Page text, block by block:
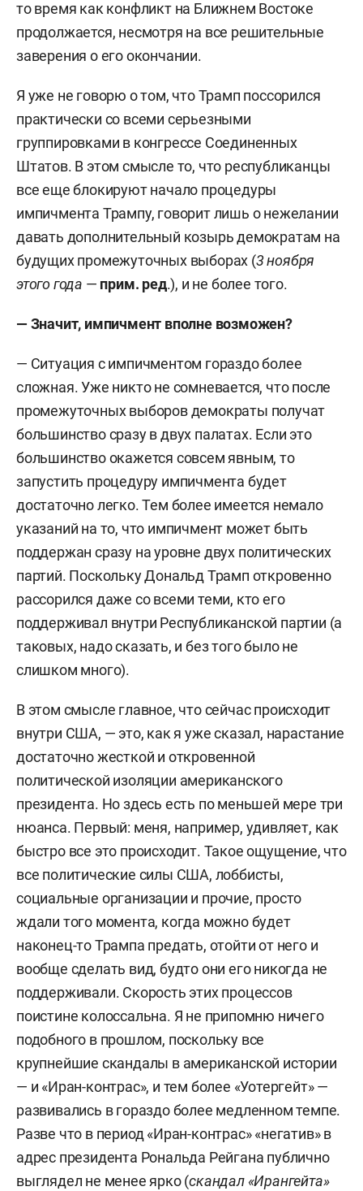
института стратегических исследований.
руководитель проекта и вице-президент ЗАО
«Компания развития общественных связей».
2006–2007 — директор департамента по связям
с общественностью ОАО «Техснабэкспорт».
2010–2012 — директор департамента стратегии
коммуникаций управления по связям с
Также преподает в МГИМО МИД РФ и РУДН им.
Патриса Лумумбы.
Автор топового телеграм-канала «Профессор
смотрит в мiр».
то время как конфликт на Ближнем Востоке
продолжается, несмотря на все решительные
заверения о его окончании.
Я уже не говорю о том, что Трамп поссорился
практически со всеми серьезными
группировками в конгрессе Соединенных
Штатов. В этом смысле то, что республиканцы
все еще блокируют начало процедуры
импичмента Трампу, говорит лишь о нежелании
давать дополнительный козырь демократам на
будущих промежуточных выборах (3 ноября
этого года — прим. ред.), и не более того.
— Значит, импичмент вполне возможен?
— Ситуация с импичментом гораздо более
сложная. Уже никто не сомневается, что после
промежуточных выборов демократы получат
большинство сразу в двух палатах. Если это
большинство окажется совсем явным, то
запустить процедуру импичмента будет
достаточно легко.Тем более имеется немало
указаний на то, что импичмент может быть
поддержан сразу на уровне двух политических
партий. Поскольку Дональд Трамп откровенно
рассорился даже со всеми теми, кто его
поддерживал внутри Республиканской партии (а
таковых, надо сказать, и без того было не
слишком много).
В этом смысле главное, что сейчас происходит
внутри США, — это, как я уже сказал, нарастание
достаточно жесткой и откровенной
политической изоляции американского
президента. Но здесь есть по меньшей мере три
нюанса. Первый: меня, например, удивляет, как
быстро все это происходит. Такое ощущение, что
все политические силы США, лоббисты,
социальные организации и прочие, просто
ждали того момента, когда можно будет
наконец-то Трампа предать, отойти от него и
вообще сделать вид, будто они его никогда не
поддерживали. Скорость этих процессов
поистине колоссальна. Я не припомню ничего
подобного в прошлом, поскольку все
крупнейшие скандалы в американской истории
— и «Иран-контрас», и тем более «Уотергейт» —
развивались в гораздо более медленном темпе.
Разве что в период «Иран-контрас» «негатив» в
адрес президента Рональда Рейгана публично
выглядел не менее ярко (скандал «Ирангейта»